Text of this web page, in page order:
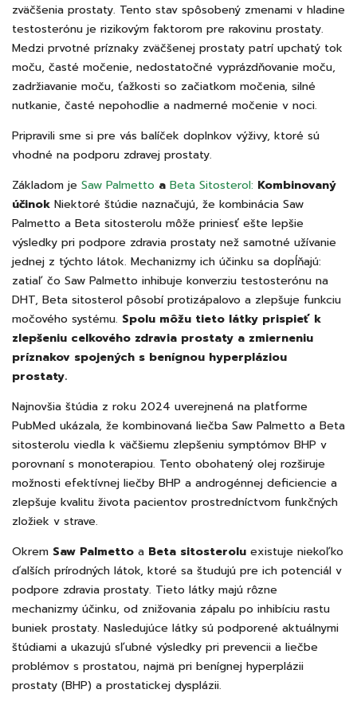
zväčšenia prostaty. Tento stav spôsobený zmenami v hladine
testosterónu je rizikovým faktorom pre rakovinu prostaty.
Medzi prvotné príznaky zväčšenej prostaty patrí upchatý tok
moču, časté močenie, nedostatočné vyprázdňovanie moču,
zadržiavanie moču, ťažkosti so začiatkom močenia, silné
nutkanie, časté nepohodlie a nadmerné močenie v noci.
Pripravili sme si pre vás balíček doplnkov výživy, ktoré sú
vhodné na podporu zdravej prostaty.
Základom je Saw Palmetto a Beta Sitosterol: Kombinovaný
účinok Niektoré štúdie naznačujú, že kombinácia Saw
Palmetto a Beta sitosterolu môže priniesť ešte lepšie
výsledky pri podpore zdravia prostaty než samotné užívanie
jednej z týchto látok. Mechanizmy ich účinku sa dopĺňajú:
zatiaľ čo Saw Palmetto inhibuje konverziu testosterónu na
DHT, Beta sitosterol pôsobí protizápalovo a zlepšuje funkciu
močového systému. Spolu môžu tieto látky prispieť k
zlepšeniu celkového zdravia prostaty a zmierneniu
príznakov spojených s benígnou hyperpláziou
prostaty.
Najnovšia štúdia z roku 2024 uverejnená na platforme
PubMed ukázala, že kombinovaná liečba Saw Palmetto a Beta
sitosterolu viedla k väčšiemu zlepšeniu symptómov BHP v
porovnaní s monoterapiou. Tento obohatený olej rozširuje
možnosti efektívnej liečby BHP a androgénnej deficiencie a
zlepšuje kvalitu života pacientov prostredníctvom funkčných
zložiek v strave.
Okrem Saw Palmetto a Beta sitosterolu existuje niekoľko
ďalších prírodných látok, ktoré sa študujú pre ich potenciál v
podpore zdravia prostaty. Tieto látky majú rôzne
mechanizmy účinku, od znižovania zápalu po inhibíciu rastu
buniek prostaty. Nasledujúce látky sú podporené aktuálnymi
štúdiami a ukazujú sľubné výsledky pri prevencii a liečbe
problémov s prostatou, najmä pri benígnej hyperplázii
prostaty (BHP) a prostatickej dysplázii.